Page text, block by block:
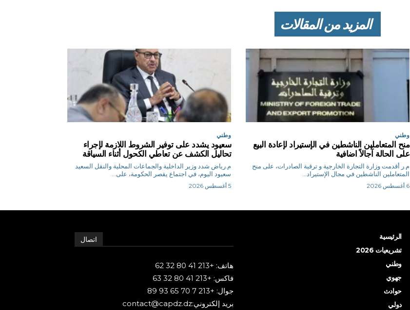
المزيد من المقالات
وطني
منح المتعاملين الناشطين في الإستيراد لإعادة البيع
على الحالة آجالاً اضافية
م.ر أقدمت وزارة التجارة الخارجية و ترقية الصادرات، على منح
المتعاملين الناشطين في مجال الإستيراد...
6 أغسطس 2026
وطني
سعيود يشدد على توفير الشروط اللازمة لإجراء
تحاليل الكشف عن تعاطي الكحول أثناء السياقة
م.رياض شدد وزير الداخلية والجماعات المحلية والنقل السعيد
سعيود اليوم، في اجتماع يقصر الحكومة، على...
5 أغسطس 2026
الرئيسية
تشريعيات 2026
وطني
جهوي
حوادث
دولي
اتصال
هاتف: +213 41 80 32 62
فاكس: +213 41 80 32 63
جوال: +213 7 70 65 93 89
بريد إلكتروني:contact@capdz.dz